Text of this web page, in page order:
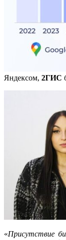
Яндексом, 2ГИС
«Присутствие